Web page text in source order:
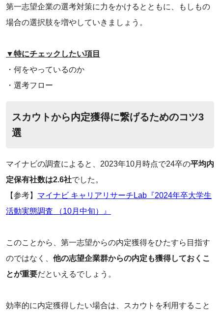
第一志望企業の選考対策に力をかけるとともに、もしもの
場合の選択肢を増やしていきましょう。
▼特にチェックしたい項目
・何をやっているのか
・選考フロー
スカウトから内定獲得に繋げるためのコツ3
選
マイナビの調査によると、2023年10月時点で24卒の平均内
定保有社数は2.6社でした。
【参考】 マイナビ キャリアリサーチLab『2024年卒大学生
活動実態調査 （10月中旬）』
このことから、第一志望からの内定獲得をひたすら目指す
のではなく、 他の志望企業群からの内定も獲得しておくこ
とが重要だといえるでしょう。
効率的に内定獲得したい場合は、スカウトを利用すること